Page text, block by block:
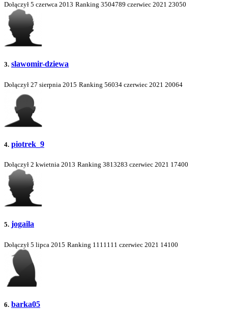
Dołączył 5 czerwca 2013 Ranking 3504789 czerwiec 2021 23050
3. slawomir-dziewa
Dołączył 27 sierpnia 2015 Ranking 56034 czerwiec 2021 20064
4. piotrek_9
Dołączył 2 kwietnia 2013 Ranking 3813283 czerwiec 2021 17400
5. jogaila
Dołączył 5 lipca 2015 Ranking 1111111 czerwiec 2021 14100
6. barka05